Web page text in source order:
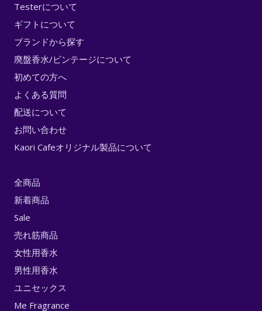
Testerについて
ギフトについて
ブランドから探す
廃盤香水/ビンテージについて
初めての方へ
よくある質問
配送について
お問い合わせ
Kaori Cafeオリジナル製品について
全商品
新着商品
Sale
売れ筋商品
女性用香水
男性用香水
ユニセックス
Me Fragrance